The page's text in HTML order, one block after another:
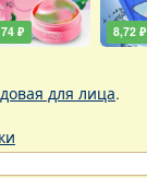
₽ 8,72 ₽
для лица.